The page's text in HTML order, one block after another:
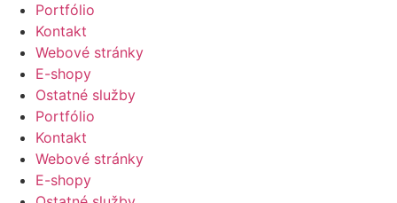
Portfólio
Kontakt
Webové stránky
E-shopy
Ostatné služby
Portfólio
Kontakt
Webové stránky
E-shopy